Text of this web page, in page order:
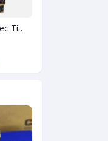
Pagne Africain avec Tissu Hollandais demi-pièce(6 mètres)